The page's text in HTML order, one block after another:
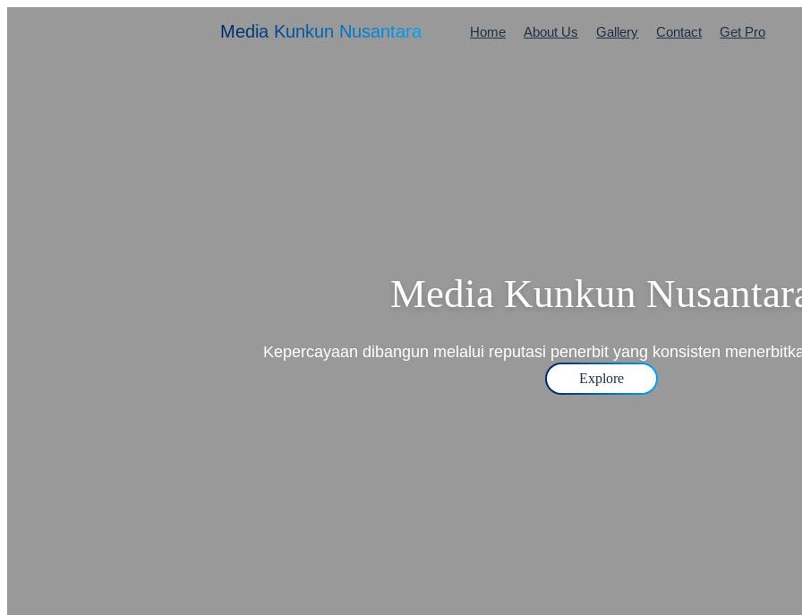
Media Kunkun Nusantara Home About Us Gallery Contact Get Pro
Media Kunkun
Kepercayaan dibangun melalui reputasi penerbit yang konsisten
Explore